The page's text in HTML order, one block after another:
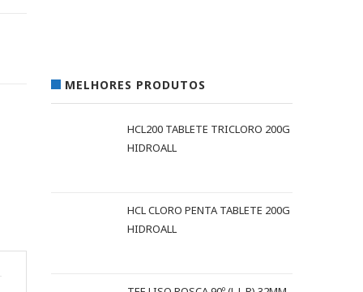
MELHORES PRODUTOS
HCL200 TABLETE TRICLORO 200G
HIDROALL
HCL CLORO PENTA TABLETE 200G
HIDROALL